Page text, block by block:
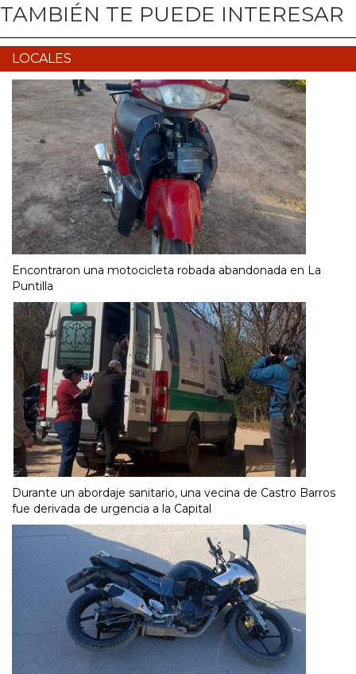
TAMBIÉN TE PUEDE INTERESAR
LOCALES
Encontraron una motocicleta robada abandonada en La
Puntilla
Durante un abordaje sanitario, una vecina de Castro Barros
fue derivada de urgencia a la Capital